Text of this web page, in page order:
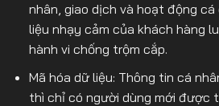
nhân, giao dịch và hoạt động
liệu nhạy cảm của khách hàng
hành vi chống trộm cắp.
Mã hóa dữ liệu: Thông tin cá
thì chỉ có người dùng mới được